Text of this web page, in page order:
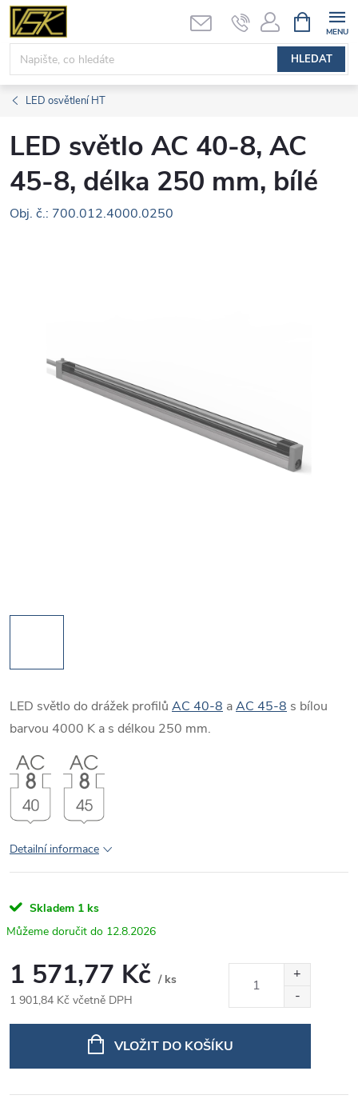
Přejít
obsah
HLEDAT
NÁKUPNÍ
KOŠÍK
LED osvětlení HT
LED světlo AC 40-8, AC
45-8, délka 250 mm, bílé
Obj. č.: 700.012.4000.0250
LED světlo do drážek profilů AC 40-8 aAC 45-8 s bílou
barvou 4000 K a s délkou 250 mm.
Detailní informace
Skladem 1 ks
12.8.2026
1 571,77 Kč / ks
1 901,84 Kč včetně DPH
VLOŽIT DO KOŠÍKU